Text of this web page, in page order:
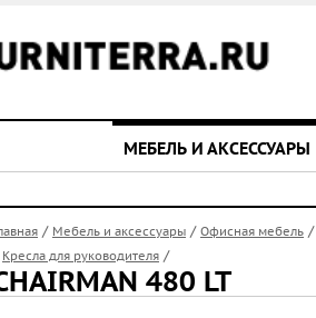
МЕБЕЛЬ И АКСЕССУАРЫ
/ Мебель и аксессуары / Офисная мебель /
Кресла для руководителя /
480 LT